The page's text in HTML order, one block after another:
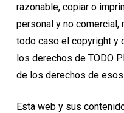
razonable, copiar o
personal y no comercial,
todo caso el copyright y
los derechos de TODO
de los derechos de
Esta web y sus